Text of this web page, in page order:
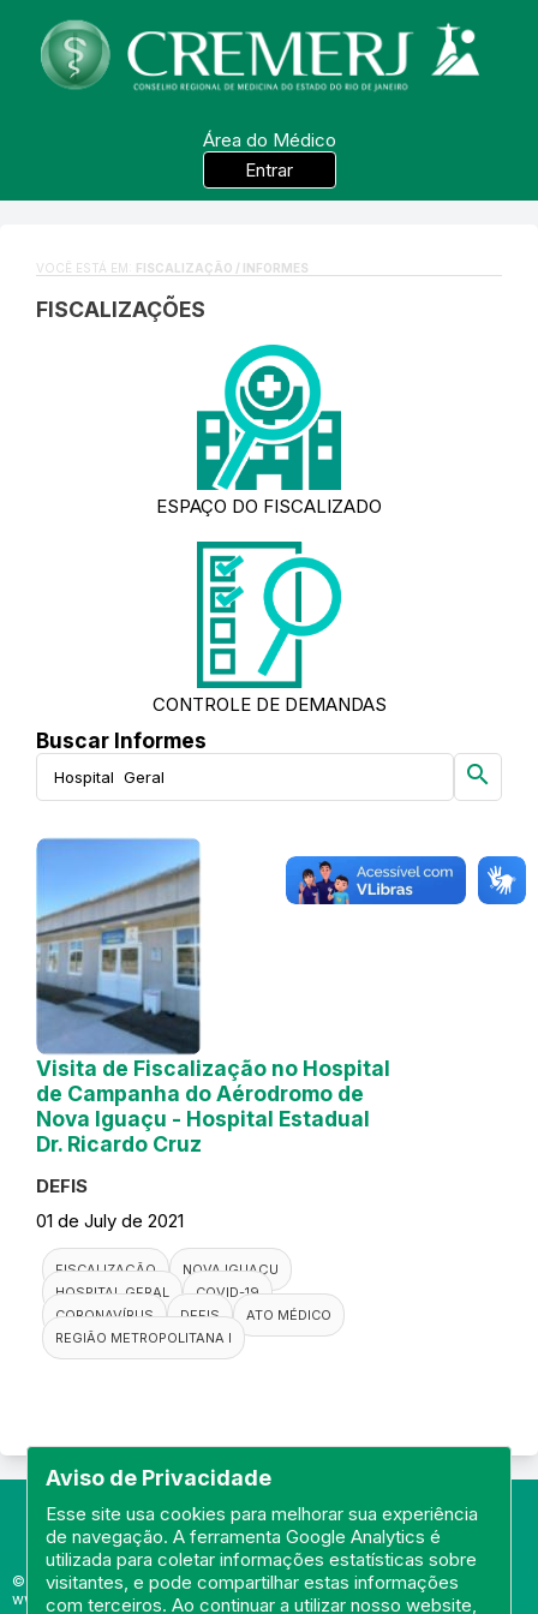
Área do Médico
Entrar
Aviso de Privacidade
Esse site usa cookies para melhorar sua experiência
de navegação. A ferramenta Google Analytics é
utilizada para coletar informações estatísticas sobre
visitantes, e pode compartilhar estas informações
com terceiros. Ao continuar a utilizar nosso website,
VOCÊ ESTÁ EM: FISCALIZAÇÃO / INFORMES
FISCALIZAÇÕES
ESPAÇO DO FISCALIZADO
CONTROLE DE DEMANDAS
Buscar Informes
search
Visita de Fiscalização no Hospital
de Campanha do Aérodromo de
Nova Iguaçu - Hospital Estadual
Dr. Ricardo Cruz
DEFIS
01 de July de 2021
FISCALIZAÇÃO
NOVA IGUAÇU
HOSPITAL GERAL
COVID-19
CORONAVÍRUS
DEFIS
ATO MÉDICO
REGIÃO METROPOLITANA I
© Portal do Conselho Regional de Medicina do Rio de Janeiro -
www.cremerj.org.br